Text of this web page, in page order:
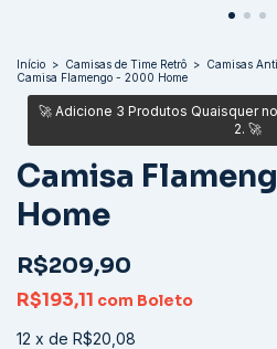
Início > Camisas de Time Retrô > Camisas
Camisa Flamengo - 2000 Home
Camisa
Home
R$209,90
R$193,11 com Boleto
12 x de R$20,08